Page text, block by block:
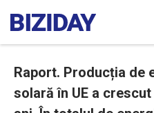
Raport. Producția de
solară în UE a